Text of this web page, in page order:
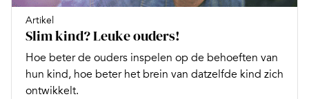
Artikel
Slim kind? Leuke ouders!
Hoe beter de ouders inspelen op de behoeften van
hun kind, hoe beter het brein van datzelfde kind zich
ontwikkelt.